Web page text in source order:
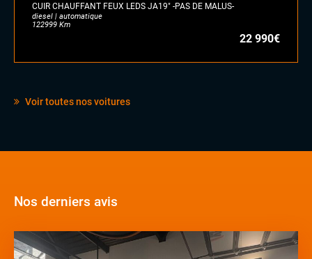
CUIR CHAUFFANT FEUX LEDS JA19" -PAS DE MALUS-
diesel | automatique
122999 Km
22 990€
Voir toutes nos voitures
Nos derniers avis